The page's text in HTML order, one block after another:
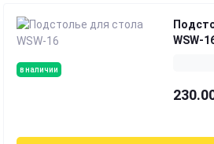
в наличии
WSW-